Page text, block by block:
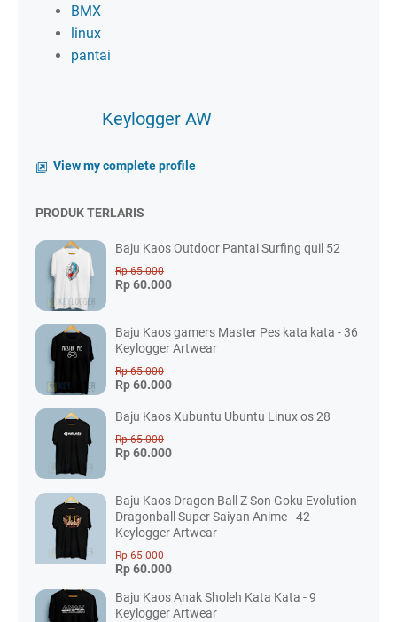
BMX
linux
pantai
Keylogger AW
View my complete profile
PRODUK TERLARIS
Baju Kaos Outdoor Pantai Surfing quil 52
Rp 65.000
Rp 60.000
Baju Kaos gamers Master Pes kata kata - 36
Keylogger Artwear
Rp 65.000
Rp 60.000
Baju Kaos Xubuntu Ubuntu Linux os 28
Rp 65.000
Rp 60.000
Baju Kaos Dragon Ball Z Son Goku Evolution
Dragonball Super Saiyan Anime - 42
Keylogger Artwear
Rp 65.000
Rp 60.000
Baju Kaos Anak Sholeh Kata Kata - 9
Keylogger Artwear